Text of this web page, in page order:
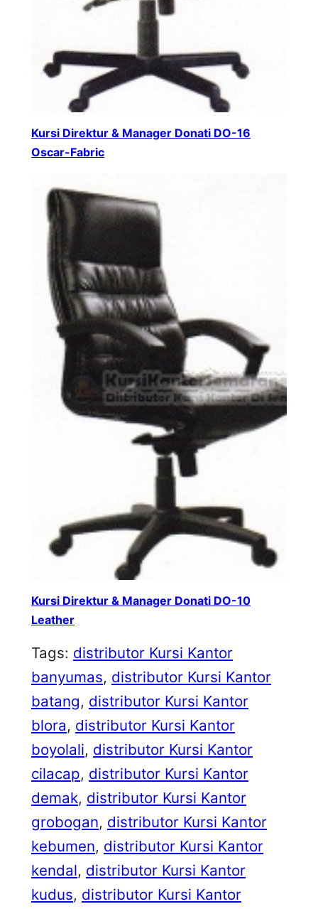
Kursi Direktur & Manager Donati DO-16
Oscar-Fabric
Kursi Direktur & Manager Donati DO-10
Leather
Tags: distributor Kursi Kantor
banyumas, distributor Kursi Kantor
batang, distributor Kursi Kantor
blora, distributor Kursi Kantor
boyolali, distributor Kursi Kantor
cilacap, distributor Kursi Kantor
demak, distributor Kursi Kantor
grobogan, distributor Kursi Kantor
kebumen, distributor Kursi Kantor
kendal, distributor Kursi Kantor
kudus, distributor Kursi Kantor